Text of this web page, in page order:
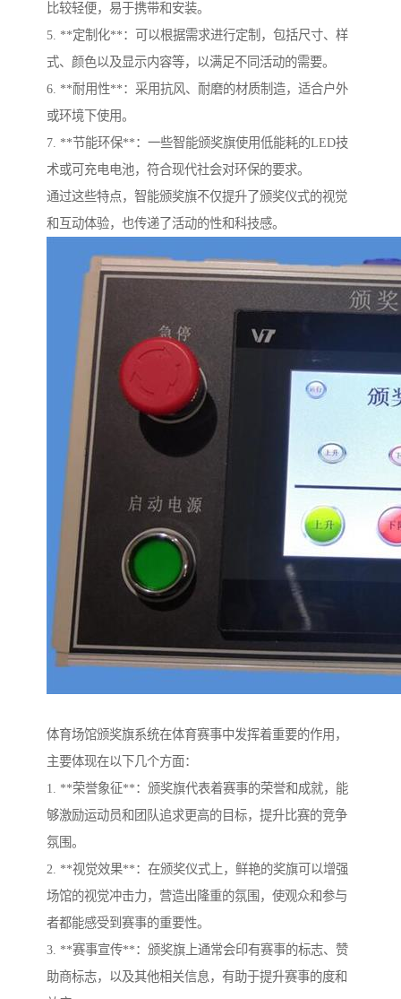
比较轻便，易于携带和安装。
5. **定制化**：可以根据需求进行定制，包括尺寸、样
式、颜色以及显示内容等，以满足不同活动的需要。
6. **耐用性**：采用抗风、耐磨的材质制造，适合户外
或环境下使用。
7. **节能环保**：一些智能颁奖旗使用低能耗的LED技
术或可充电电池，符合现代社会对环保的要求。
通过这些特点，智能颁奖旗不仅提升了颁奖仪式的视觉
和互动体验，也传递了活动的性和科技感。
体育场馆颁奖旗系统在体育赛事中发挥着重要的作用，
主要体现在以下几个方面：
1. **荣誉象征**：颁奖旗代表着赛事的荣誉和成就，能
够激励运动员和团队追求更高的目标，提升比赛的竞争
氛围。
2. **视觉效果**：在颁奖仪式上，鲜艳的奖旗可以增强
场馆的视觉冲击力，营造出隆重的氛围，使观众和参与
者都能感受到赛事的重要性。
3. **赛事宣传**：颁奖旗上通常会印有赛事的标志、赞
助商标志，以及其他相关信息，有助于提升赛事的度和